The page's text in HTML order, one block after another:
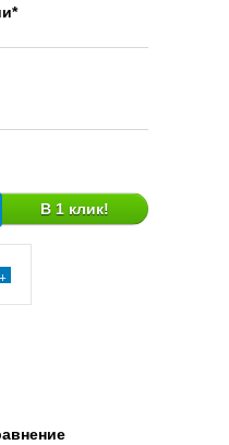
В 1 клик!